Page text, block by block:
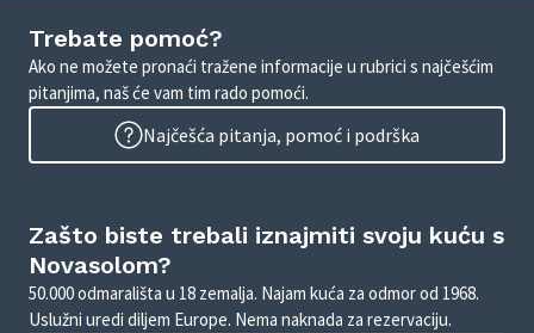
Trebate pomoć?
Ako ne možete pronaći tražene informacije u rubrici s najčešćim
pitanjima, naš će vam tim rado pomoći.
Najčešća pitanja, pomoć i podrška
Zašto biste trebali iznajmiti svoju kuću s
Novasolom?
50.000 odmarališta u 18 zemalja. Najam kuća za odmor od 1968.
Uslužni uredi diljem Europe. Nema naknada za rezervaciju.